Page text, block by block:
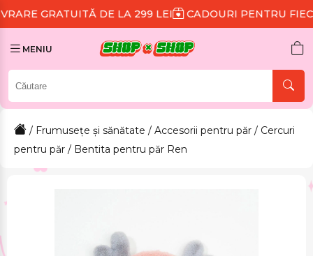
DE LA 299 LEI CADOURI PENTRU FIECARE
MENIU
/ Frumusețe și sănătate / Accesorii pentru păr / Cercuri
pentru păr / Bentita pentru păr Ren